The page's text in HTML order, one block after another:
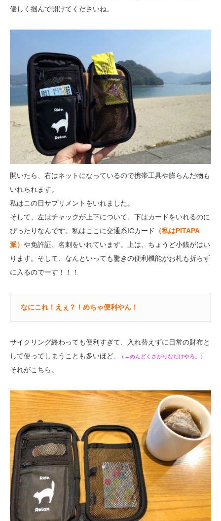
優しく掴んで開けてくださいね。
開いたら、右はネットになっているので携帯工具や膨らんだ物も
いれられます。
私はこの日サプリメントをいれました。
そして、左はチャックが上下について、下はカードをいれるのに
ぴったりなんです。私はここに交通系ICカード
（私はPITAPA
派） や免許証、名刺をいれています。上は、ちょうど小銭がはい
ります。そして、なんといっても驚きの便利機能がお札も折らず
に入るのでーす！！！
なにこれ！えぇ？！めちゃ便利やん！
サイクリング終わっても便利すぎて、入れ替えずに日常の財布と
して使ってしまうことも多いほど。（←めんどくさがりなだけやろ。）
それがこちら。